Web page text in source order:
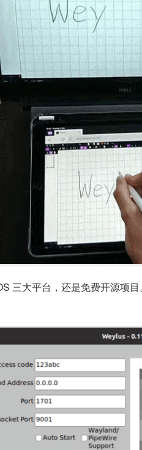
三大平台，还是免费开源项